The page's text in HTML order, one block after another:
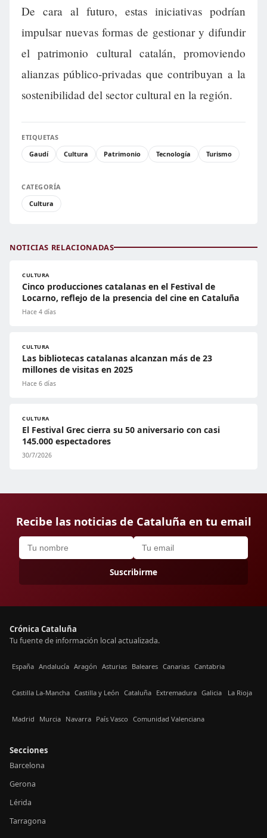
De cara al futuro, estas iniciativas podrían
impulsar nuevas formas de gestionar y difundir
el patrimonio cultural catalán, promoviendo
alianzas público-privadas que contribuyan a la
sostenibilidad del sector cultural en la región.
ETIQUETAS
Gaudí
Cultura Patrimonio Tecnología Turismo
CATEGORÍA
Cultura
NOTICIAS RELACIONADAS
CULTURA
Cinco producciones catalanas en el Festival de
Locarno, reflejo de la presencia del cine en Cataluña
Hace 4 días
CULTURA
Las bibliotecas catalanas alcanzan más de 23
millones de visitas en 2025
Hace 6 días
CULTURA
El Festival Grec cierra su 50 aniversario con casi
145.000 espectadores
30/7/2026
Recibe las noticias de Cataluña en tu email
Suscribirme
Crónica Cataluña
Tu fuente de información local actualizada.
España Andalucía Aragón Asturias Baleares Canarias Cantabria
Castilla La-Mancha Castilla y León Cataluña Extremadura Galicia La Rioja
Madrid Murcia Navarra País Vasco Comunidad Valenciana
Secciones
Barcelona
Gerona
Lérida
Tarragona